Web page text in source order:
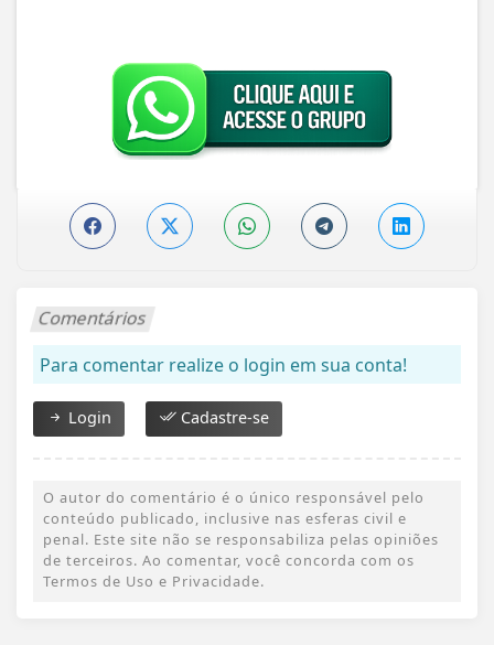
Comentários
Para comentar realize o login em sua conta!
Login Cadastre-se
O autor do comentário é o único responsável pelo
conteúdo publicado, inclusive nas esferas civil e
penal. Este site não se responsabiliza pelas opiniões
de terceiros. Ao comentar, você concorda com os
Termos de Uso e Privacidade.